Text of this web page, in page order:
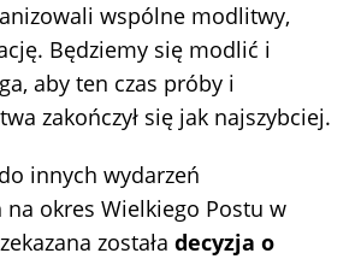
wspólne modlitwy,
Będziemy się modlić i
aby ten czas próby i
zakończył się jak najszybciej.
innych wydarzeń
okres Wielkiego Postu w
została decyzja o